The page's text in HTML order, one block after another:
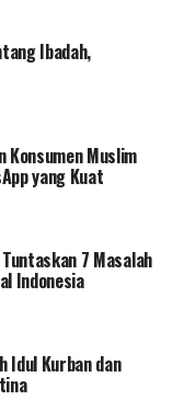
Ibadah,
Konsumen Muslim
yang Kuat
7 Masalah
Indonesia
Idul Kurban dan